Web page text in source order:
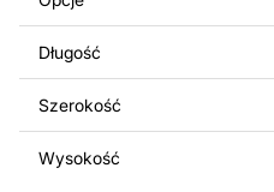
komercyjnego, w tym do
wykonanych na podstawie
jednak pamiętać, że
oryginalnych bądź
surowo zabronione.
Za dodatkową opłatą
Długość
Szerokość
Wysokość